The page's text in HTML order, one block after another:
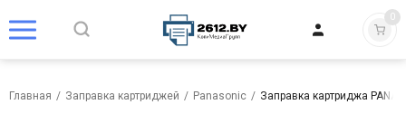
0
Главная / Заправка картриджей / Panasonic / Заправка картриджа